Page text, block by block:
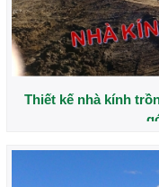
Thiết kế nhà kính